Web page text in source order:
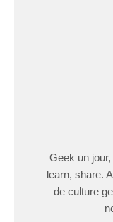
Geek un
learn, share.
de culture